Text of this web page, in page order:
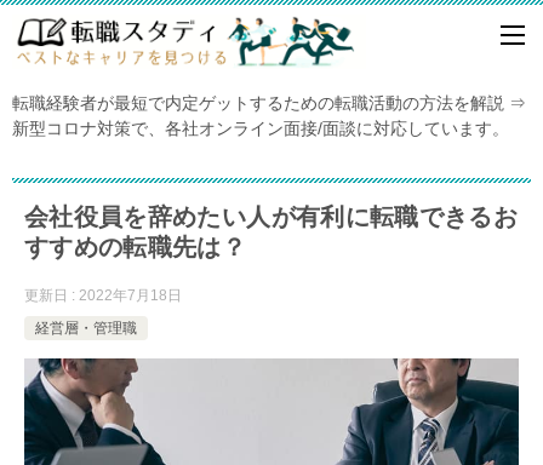
転職経験者が最短で内定ゲットするための転職活動の方法を解説 ⇒
新型コロナ対策で、各社オンライン面接/面談に対応しています。
会社役員を辞めたい人が有利に転職できるお
すすめの転職先は？
更新日 : 2022年7月18日
経営層・管理職